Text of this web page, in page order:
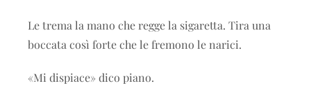
Le trema la mano che regge la sigaretta. Tira una
boccata così forte che le fremono le narici.
«Mi dispiace» dico piano.